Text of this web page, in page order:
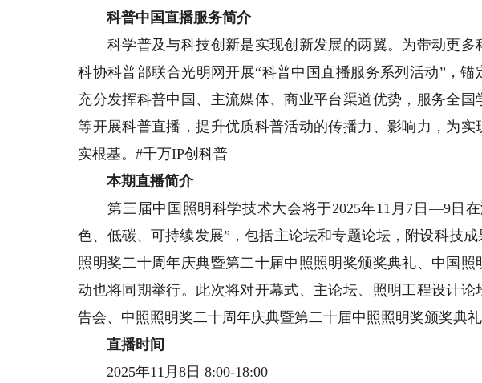
科普中国直播服务简介
科学普及与科技创新是实现创新发展的两翼。为带动更多
科协科普部联合光明网开展“科普中国直播服务系列活动”，锚
充分发挥科普中国、主流媒体、商业平台渠道优势，服务全
等开展科普直播，提升优质科普活动的传播力、影响力，为
实根基。#千万IP创科普
本期直播简介
第三届中国照明科学技术大会将于2025年11月7日—9日在
色、低碳、可持续发展”，包括主论坛和专题论坛，附设科技
照明奖二十周年庆典暨第二十届中照照明奖颁奖典礼、中国
动也将同期举行。此次将对开幕式、主论坛、照明工程设计
告会、中照照明奖二十周年庆典暨第二十届中照照明奖颁奖典
直播时间
2025年11月8日 8:00-18:00